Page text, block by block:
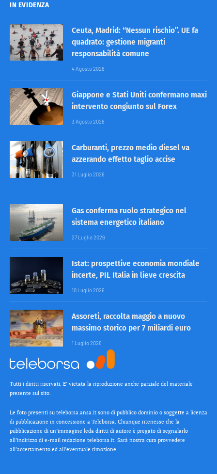
IN EVIDENZA
Ceuta, Madrid: “Nessun rischio”. UE fa
quadrato: gestione migranti
responsabilità comune
4 Agosto 2026
Giappone e Stati Uniti confermano maxi
intervento congiunto sul Forex
3 Agosto 2026
Carburanti, prezzo medio diesel va
azzerando effetto taglio accise
31 Luglio 2026
Gas conferma ruolo strategico nel
sistema energetico italiano
27 Luglio 2026
Istat: prospettive economia mondiale
incerte, PIL Italia in lieve crescita
10 Luglio 2026
Assoreti, raccolta maggio a nuovo
massimo storico per 7 miliardi euro
1 Luglio 2026
Tutti i diritti riservati. E’ vietata la riproduzione anche parziale del materiale
presente sul sito.
Le foto presenti su teleborsa.ansa.it sono di pubblico dominio o soggette a licenza
di pubblicazione in concessione a Teleborsa. Chiunque ritenesse che la
pubblicazione di un’immagine leda diritti di autore è pregato di segnalarlo
all’indirizzo di e-mail redazione teleborsa.it. Sarà nostra cura provvedere
all’accertamento ed all’eventuale rimozione.